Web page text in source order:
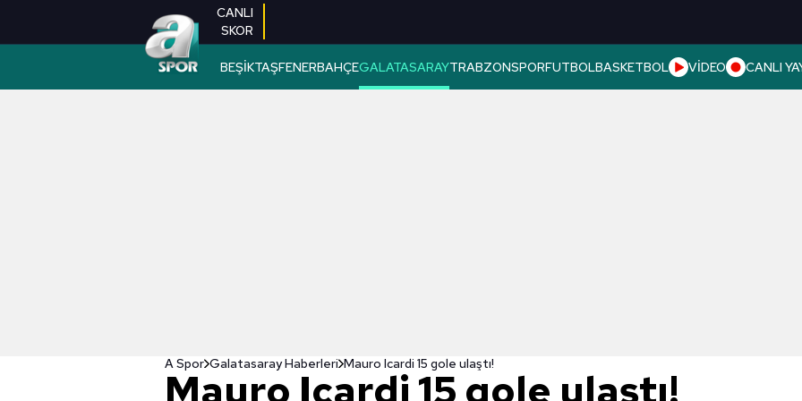
CANLI
SKOR
BEŞİKTAŞFENERBAHÇEGALATASARAYTRABZONSPORFUTBOLBASKETBOL VİDEO CANLI
A Spor Galatasaray Haberleri Mauro Icardi 15 gole ulaştı!
Mauro Icardi 15 gole ulaştı!